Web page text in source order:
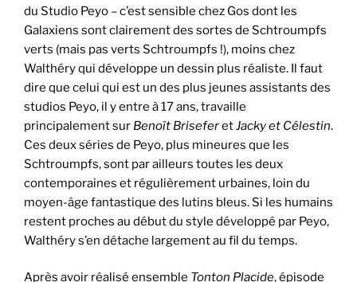
du Studio Peyo – c’est sensible chez Gos dont les
Galaxiens sont clairement des sortes de Schtroumpfs
verts (mais pas verts Schtroumpfs !), moins chez
Walthéry qui développe un dessin plus réaliste. Il faut
dire que celui qui est un des plus jeunes assistants des
studios Peyo, il y entre à 17 ans, travaille
principalement sur Benoît BriseferetJacky et Célestin.
Ces deux séries de Peyo, plus mineures que les
Schtroumpfs, sont par ailleurs toutes les deux
contemporaines et régulièrement urbaines, loin du
moyen-âge fantastique des lutins bleus. Si les humains
restent proches au début du style développé par Peyo,
Walthéry s’en détache largement au fil du temps.
Après avoir réalisé ensemble Tonton Placide, épisode